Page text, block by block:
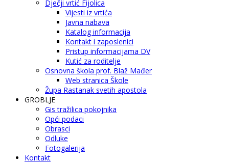
Dječji vrtić Fijolica
Vijesti iz vrtića
Javna nabava
Katalog informacija
Kontakt i zaposlenici
Pristup informacijama DV
Kutić za roditelje
Osnovna škola prof. Blaž Mađer
Web stranica Škole
Župa Rastanak svetih apostola
GROBLJE
Gis tražilica pokojnika
Opći podaci
Obrasci
Odluke
Fotogalerija
Kontakt